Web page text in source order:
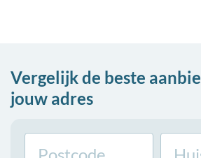
Vergelijk de beste
jouw adres